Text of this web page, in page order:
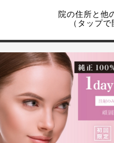
院の住所と他
（タップで